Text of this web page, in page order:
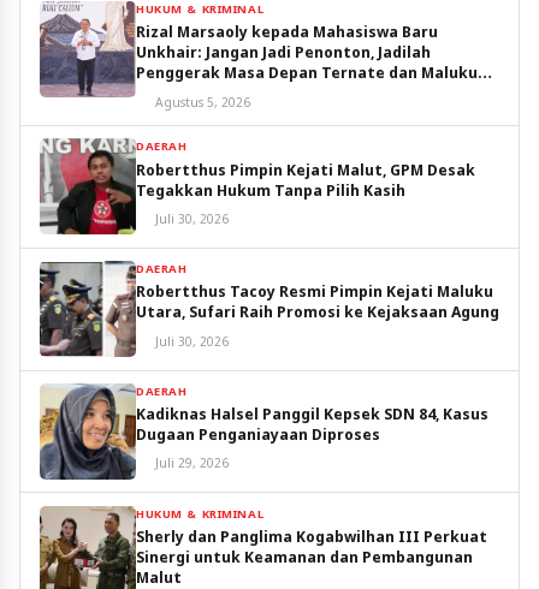
HUKUM & KRIMINAL
Rizal Marsaoly kepada Mahasiswa Baru
Unkhair: Jangan Jadi Penonton, Jadilah
Penggerak Masa Depan Ternate dan Maluku
Utara
Agustus 5, 2026
DAERAH
Robertthus Pimpin Kejati Malut, GPM Desak
Tegakkan Hukum Tanpa Pilih Kasih
Juli 30, 2026
DAERAH
Robertthus Tacoy Resmi Pimpin Kejati Maluku
Utara, Sufari Raih Promosi ke Kejaksaan Agung
Juli 30, 2026
DAERAH
Kadiknas Halsel Panggil Kepsek SDN 84, Kasus
Dugaan Penganiayaan Diproses
Juli 29, 2026
HUKUM & KRIMINAL
Sherly dan Panglima Kogabwilhan III Perkuat
Sinergi untuk Keamanan dan Pembangunan
Malut